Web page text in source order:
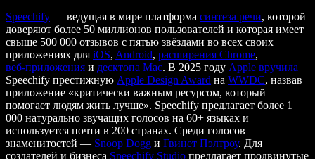
Speechify — ведущая в мире платформа синтеза речи, которой
доверяют более 50 миллионов пользователей и которая имеет
свыше 500 000 отзывов с пятью звёздами во всех своих
приложениях для iOS, Android, расширения Chrome,
веб‑приложения и десктопа Mac. В 2025 году Apple вручила
Speechify престижную Apple Design Award на WWDC, назвав
приложение «критически важным ресурсом, который
помогает людям жить лучше». Speechify предлагает более 1
000 натурально звучащих голосов на 60+ языках и
используется почти в 200 странах. Среди голосов
знаменитостей — Snoop Dogg и Гвинет Пэлтроу. Для
создателей и бизнеса Speechify Studio предлагает продвинутые